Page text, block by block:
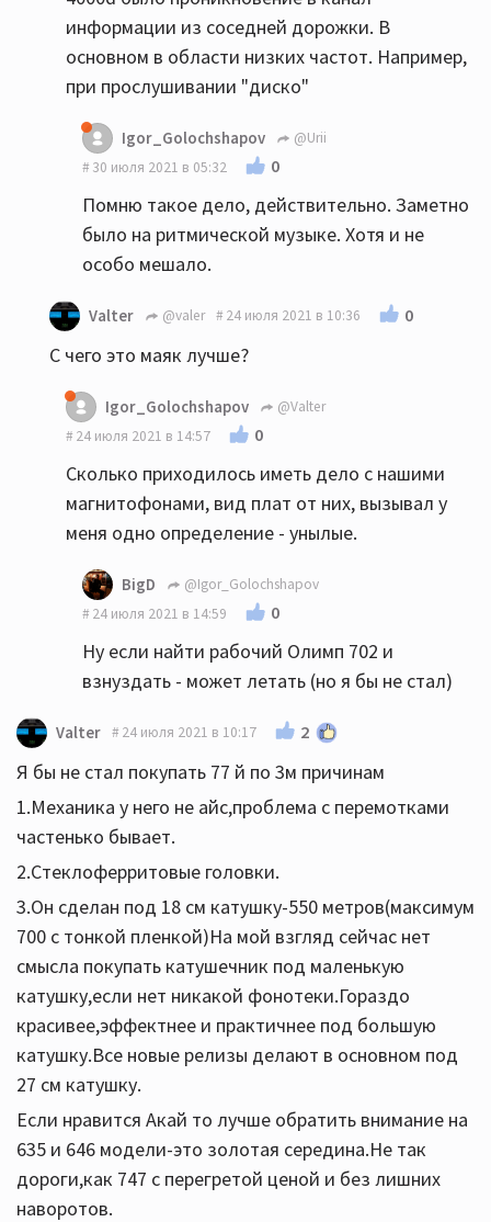
информации из соседней дорожки. В
основном в области низких частот. Например,
при прослушивании "диско"
Igor_Golochshapov
@Urii
30 июля 2021 в 05:32
0
Помню такое дело, действительно. Заметно
было на ритмической музыке. Хотя и не
особо мешало.
Valter @valer 24 июля 2021 в 10:36 0
С чего это маяк лучше?
Igor_Golochshapov
@Valter
24 июля 2021 в 14:57
0
Сколько приходилось иметь дело с нашими
магнитофонами, вид плат от них, вызывал у
меня одно определение - унылые.
BigD
@Igor_Golochshapov
24 июля 2021 в 14:59
0
Ну если найти рабочий Олимп 702 и
взнуздать - может летать (но я бы не стал)
Valter 24 июля 2021 в 10:17 2
Я бы не стал покупать 77 й по 3м причинам
1.Механика у него не айс,проблема с перемотками
частенько бывает.
2.Стеклоферритовые головки.
3.Он сделан под 18 см катушку-550 метров(максимум
700 с тонкой пленкой)На мой взгляд сейчас нет
смысла покупать катушечник под маленькую
катушку,если нет никакой фонотеки.Гораздо
красивее,эффектнее и практичнее под большую
катушку.Все новые релизы делают в основном под
27 см катушку.
Если нравится Акай то лучше обратить внимание на
635 и 646 модели-это золотая середина.Не так
дороги,как 747 с перегретой ценой и без лишних
наворотов.